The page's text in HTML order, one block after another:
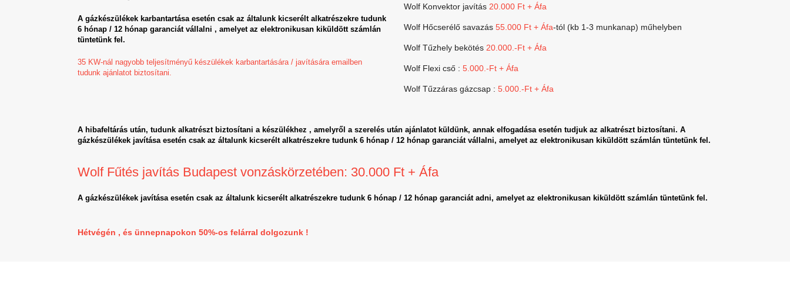
A gázkészülékek karbantartása esetén csak az általunk kicserélt alkatrészekre tudunk
6 hónap / 12 hónap garanciát vállalni , amelyet az elektronikusan kiküldött számlán
tüntetünk fel.
35 KW-nál nagyobb teljesítményű készülékek karbantartására / javítására emailben
tudunk ajánlatot biztosítani.
Wolf Konvektor javítás 20.000 Ft + Áfa
Wolf Hőcserélő savazás 55.000 Ft + Áfa-tól (kb 1-3 munkanap) műhelyben
Wolf Tűzhely bekötés 20.000.-Ft + Áfa
Wolf Flexi cső : 5.000.-Ft + Áfa
Wolf Tűzzáras gázcsap : 5.000.-Ft + Áfa
A hibafeltárás után, tudunk alkatrészt biztosítani a készülékhez , amelyről a szerelés után ajánlatot küldünk, annak elfogadása esetén tudjuk az alkatrészt biztosítani. A
gázkészülékek javítása esetén csak az általunk kicserélt alkatrészekre tudunk 6 hónap / 12 hónap garanciát vállalni, amelyet az elektronikusan kiküldött számlán tüntetünk fel.
Wolf Fűtés javítás Budapest vonzáskörzetében: 30.000 Ft + Áfa
A gázkészülékek javítása esetén csak az általunk kicserélt alkatrészekre tudunk 6 hónap / 12 hónap garanciát adni, amelyet az elektronikusan kiküldött számlán tüntetünk fel.
Hétvégén , és ünnepnapokon 50%-os felárral dolgozunk !